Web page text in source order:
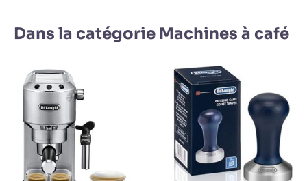
Dans la catégorie Machines à café